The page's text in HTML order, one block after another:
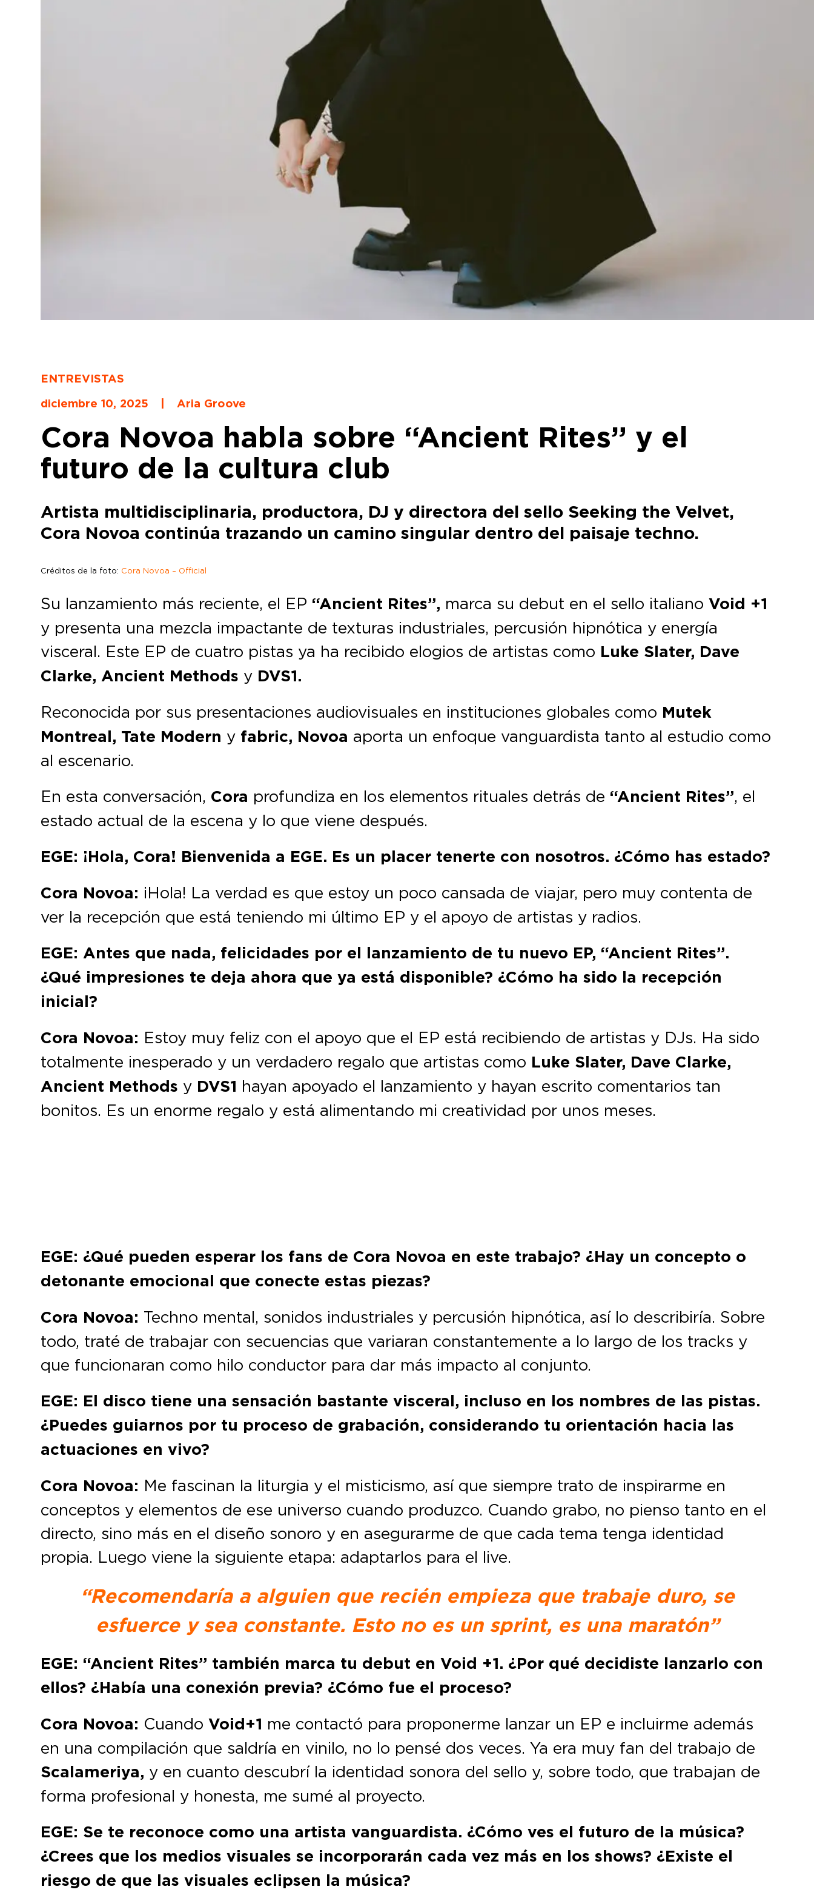
ENTREVISTAS
diciembre 10, 2025
Aria Groove
Cora Novoa habla sobre “Ancient Rites” y el
futuro de la cultura club
Artista multidisciplinaria, productora, DJ y directora del sello Seeking the Velvet,
Cora Novoa continúa trazando un camino singular dentro del paisaje techno.
Créditos de la foto: Cora Novoa – Official
Su lanzamiento más reciente, el EP “Ancient Rites”, marca su debut en el sello italianoVoid +1
y presenta una mezcla impactante de texturas industriales, percusión hipnótica y energía
visceral. Este EP de cuatro pistas ya ha recibido elogios de artistas como Luke Slater, Dave
Clarke, Ancient Methods y DVS1.
Reconocida por sus presentaciones audiovisuales en instituciones globales como Mutek
Montreal, Tate Modern y fabric, Novoa aporta un enfoque vanguardista tanto al estudio como
al escenario.
En esta conversación, Cora profundiza en los elementos rituales detrás de “Ancient Rites”, el
estado actual de la escena y lo que viene después.
EGE: ¡Hola, Cora! Bienvenida a EGE. Es un placer tenerte con nosotros. ¿Cómo has estado?
Cora Novoa: ¡Hola! La verdad es que estoy un poco cansada de viajar, pero muy contenta de
ver la recepción que está teniendo mi último EP y el apoyo de artistas y radios.
EGE: Antes que nada, felicidades por el lanzamiento de tu nuevo EP, “Ancient Rites”.
¿Qué impresiones te deja ahora que ya está disponible? ¿Cómo ha sido la recepción
inicial?
Cora Novoa: Estoy muy feliz con el apoyo que el EP está recibiendo de artistas y DJs. Ha sido
totalmente inesperado y un verdadero regalo que artistas como Luke Slater, Dave Clarke,
Ancient Methods y DVS1 hayan apoyado el lanzamiento y hayan escrito comentarios tan
bonitos. Es un enorme regalo y está alimentando mi creatividad por unos meses.
EGE: ¿Qué pueden esperar los fans de Cora Novoa en este trabajo? ¿Hay un concepto o
detonante emocional que conecte estas piezas?
Cora Novoa: Techno mental, sonidos industriales y percusión hipnótica, así lo describiría. Sobre
todo, traté de trabajar con secuencias que variaran constantemente a lo largo de los tracks y
que funcionaran como hilo conductor para dar más impacto al conjunto.
EGE: El disco tiene una sensación bastante visceral, incluso en los nombres de las pistas.
¿Puedes guiarnos por tu proceso de grabación, considerando tu orientación hacia las
actuaciones en vivo?
Cora Novoa: Me fascinan la liturgia y el misticismo, así que siempre trato de inspirarme en
conceptos y elementos de ese universo cuando produzco. Cuando grabo, no pienso tanto en el
directo, sino más en el diseño sonoro y en asegurarme de que cada tema tenga identidad
propia. Luego viene la siguiente etapa: adaptarlos para el live.
“Recomendaría a alguien que recién empieza que trabaje duro, se
esfuerce y sea constante. Esto no es un sprint, es una maratón”
EGE: “Ancient Rites” también marca tu debut en Void +1. ¿Por qué decidiste lanzarlo con
ellos? ¿Había una conexión previa? ¿Cómo fue el proceso?
Cora Novoa: CuandoVoid+1 me contactó para proponerme lanzar un EP e incluirme además
en una compilación que saldría en vinilo, no lo pensé dos veces. Ya era muy fan del trabajo de
Scalameriya, y en cuanto descubrí la identidad sonora del sello y, sobre todo, que trabajan de
forma profesional y honesta, me sumé al proyecto.
EGE: Se te reconoce como una artista vanguardista. ¿Cómo ves el futuro de la música?
¿Crees que los medios visuales se incorporarán cada vez más en los shows? ¿Existe el
riesgo de que las visuales eclipsen la música?